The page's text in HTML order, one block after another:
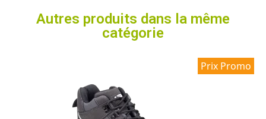
Autres produits dans la même
catégorie
Prix Promo